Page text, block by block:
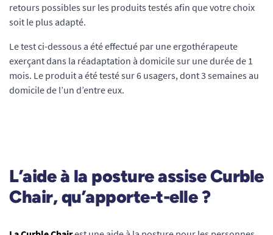
retours possibles sur les produits testés afin que votre choix
soit le plus adapté.
Le test ci-dessous a été effectué par une ergothérapeute
exerçant dans la réadaptation à domicile sur une durée de 1
mois. Le produit a été testé sur 6 usagers, dont 3 semaines au
domicile de l’un d’entre eux.
L’aide à la posture assise Curble
Chair, qu’apporte-t-elle ?